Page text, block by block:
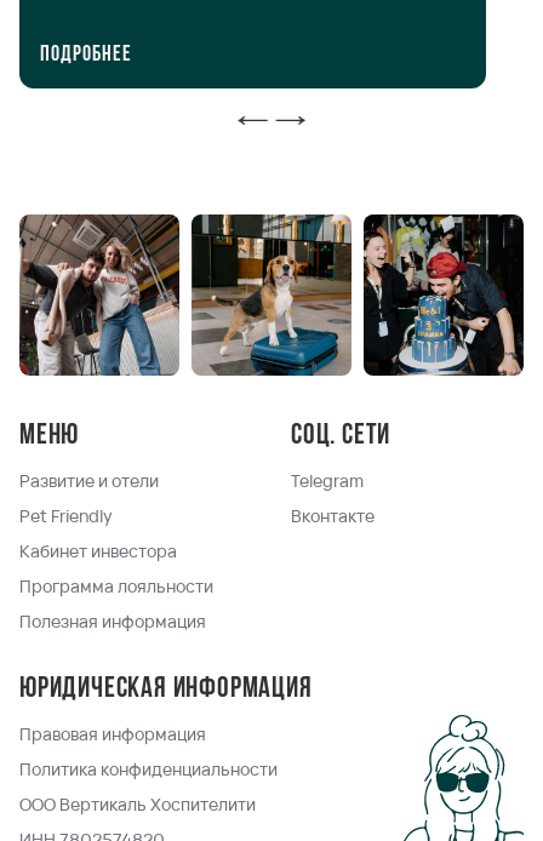
Подробнее
Меню
Развитие и отели
Pet Friendly
Кабинет инвестора
Программа лояльности
Полезная информация
Соц. сети
Telegram
Вконтакте
Юридическая информация
Правовая информация
Политика конфиденциальности
ООО Вертикаль Хоспителити